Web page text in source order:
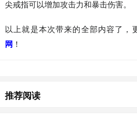
尖戒指可以增加攻击力和暴击伤害。
以上就是本次带来的全部内容了，
网 ！
推荐阅读